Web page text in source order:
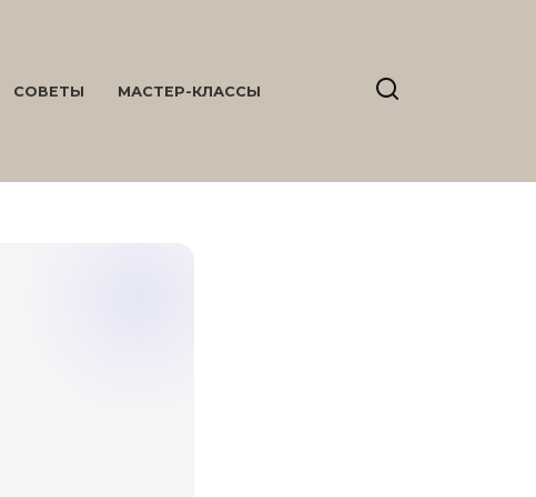
СОВЕТЫ МАСТЕР-КЛАССЫ